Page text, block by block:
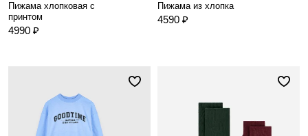
Пижама хлопковая с
принтом
4990 ₽
Пижама из хлопка
4590 ₽